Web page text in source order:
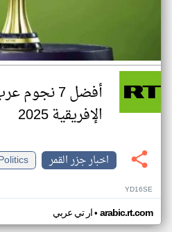
أفضل 7
الإفريقية 2025
اخبار جزر القمر
YD16SE
ار تي عربي• arabic.rt.com